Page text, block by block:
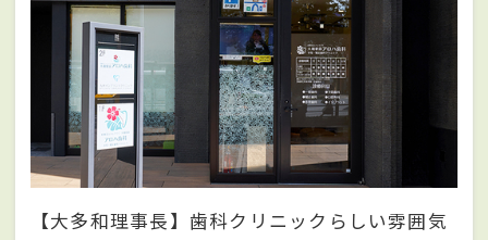
【大多和理事長】歯科クリニックらしい雰囲気